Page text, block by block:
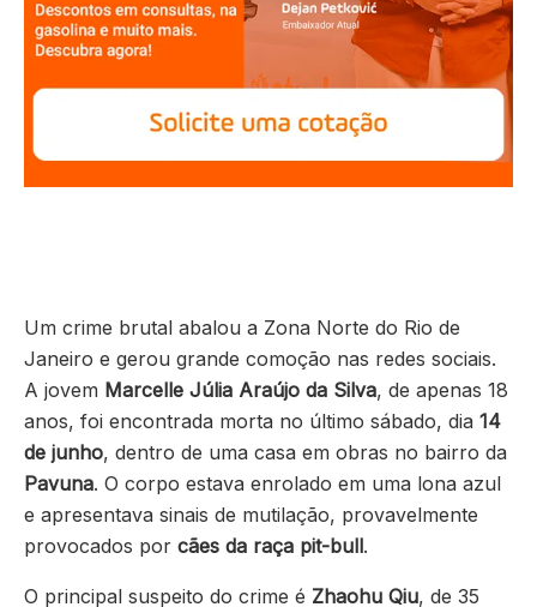
Um crime brutal abalou a Zona Norte do Rio de
Janeiro e gerou grande comoção nas redes sociais.
A jovem Marcelle Júlia Araújo da Silva, de apenas 18
anos, foi encontrada morta no último sábado, dia 14
de junho, dentro de uma casa em obras no bairro da
Pavuna. O corpo estava enrolado em uma lona azul
e apresentava sinais de mutilação, provavelmente
provocados por cães da raça pit-bull.
O principal suspeito do crime é Zhaohu Qiu, de 35